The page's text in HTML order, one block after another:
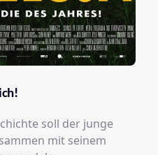
soll der junge
mit seinem